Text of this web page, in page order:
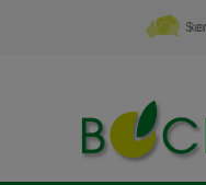
Zum Hauptinhalt